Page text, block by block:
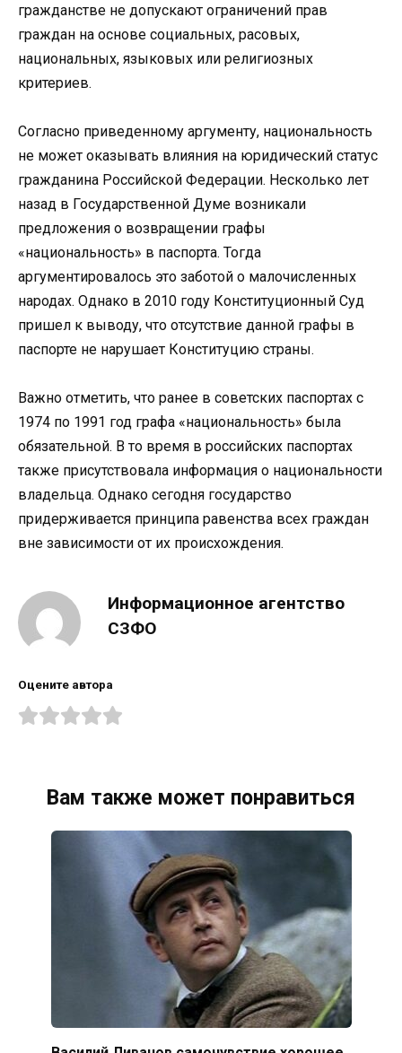
гражданстве не допускают ограничений прав
граждан на основе социальных, расовых,
национальных, языковых или религиозных
критериев.
Согласно приведенному аргументу, национальность
не может оказывать влияния на юридический статус
гражданина Российской Федерации. Несколько лет
назад в Государственной Думе возникали
предложения о возвращении графы
«национальность» в паспорта. Тогда
аргументировалось это заботой о малочисленных
народах. Однако в 2010 году Конституционный Суд
пришел к выводу, что отсутствие данной графы в
паспорте не нарушает Конституцию страны.
Важно отметить, что ранее в советских паспортах с
1974 по 1991 год графа «национальность» была
обязательной. В то время в российских паспортах
также присутствовала информация о национальности
владельца. Однако сегодня государство
придерживается принципа равенства всех граждан
вне зависимости от их происхождения.
Информационное агентство
СЗФО
Оцените автора
Вам также может понравиться